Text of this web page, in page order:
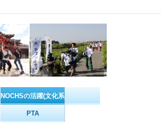
NOCHSの活躍(文化系）
PTA